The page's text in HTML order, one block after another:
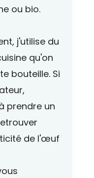
ou bio.
j'utilise du
qu'on
bouteille. Si
prendre un
de l'œuf